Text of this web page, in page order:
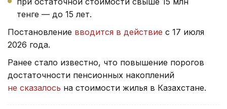
тенге — до 15 лет.
Постановление вводится в действие с 17 июля
2026 года.
Ранее стало известно, что повышение порогов
достаточности пенсионных накоплений
не сказалось на стоимости жилья в Казахстане.